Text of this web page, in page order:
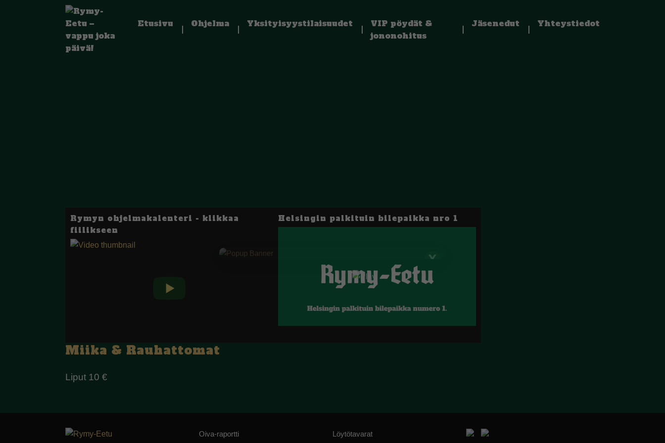
Etusivu Ohjelma Yksityisyystilaisuudet
VIP pöydät &
jononohitus
Jäsenedut Yhteystiedot
Rymyn ohjelmakalenteri - klikkaa
fiilikseen
Helsingin palkituin bilepaikka nro 1
Miika & Rauhattomat
Liput 10 €
Oiva-raportti
Löytötavarat